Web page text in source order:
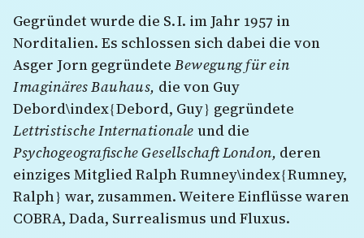
Gegründet wurde die S. I. im Jahr 1957 in
Norditalien. Es schlossen sich dabei die von
Asger Jorn gegründeteBewegung für ein
Imaginäres Bauhaus, die von Guy
Debord\index{Debord, Guy} gegründete
Lettristische Internationale und die
Psychogeografische Gesellschaft London, deren
einziges Mitglied Ralph Rumney\index{Rumney,
Ralph} war, zusammen. Weitere Einflüsse waren
COBRA, Dada, Surrealismus und Fluxus.